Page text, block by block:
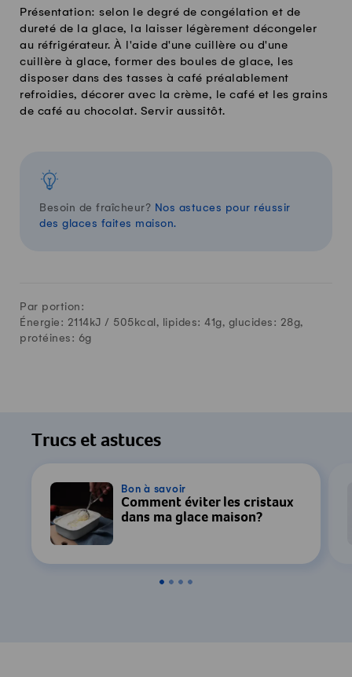
Présentation: selon le degré de congélation et de
dureté de la glace, la laisser légèrement décongeler
au réfrigérateur. À l'aide d'une cuillère ou d'une
cuillère à glace, former des boules de glace, les
disposer dans des tasses à café préalablement
refroidies, décorer avec la crème, le café et les grains
de café au chocolat. Servir aussitôt.
Besoin de fraîcheur? Nos astuces pour réussir
des glaces faites maison.
Par portion:
Énergie: 2114kJ / 505 kcal, lipides: 41g, glucides: 28g,
protéines: 6g
Trucs et astuces
Bon à savoir
Comment éviter les cristaux
dans ma glace maison?